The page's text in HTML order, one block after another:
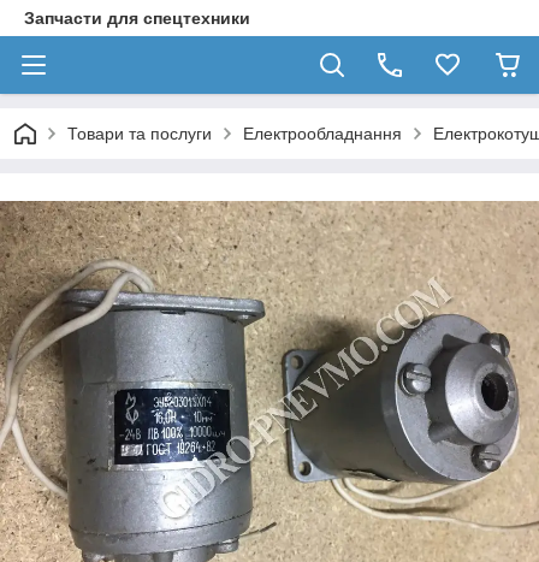
Запчасти для спецтехники
Товари та послуги Електрообладнання